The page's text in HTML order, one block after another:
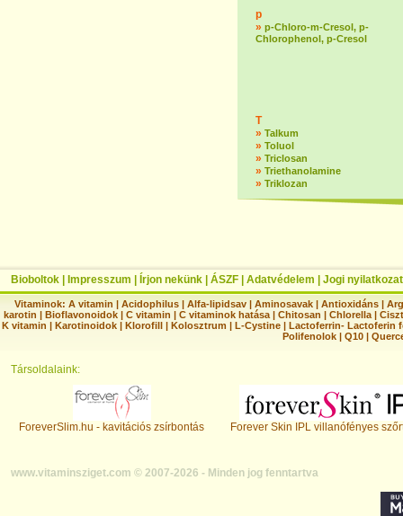
p
» p-Chloro-m-Cresol, p-
Chlorophenol, p-Cresol
T
» Talkum
» Toluol
» Triclosan
» Triethanolamine
» Triklozan
Bioboltok Impresszum Írjon nekünk ÁSZF Adatvédelem Jogi nyilatkozat
Vitaminok: A vitamin |Acidophilus |Alfa-lipidsav |Aminosavak |Antioxidáns |
karotin | Bioflavonoidok | C vitamin | C vitaminok hatása | Chitosan | Chlorella |
K vitamin | Karotinoidok | Klorofill | Kolosztrum | L-Cystine | Lactoferrin- Lactoferin
Polifenolok |Q10 |
Társoldalaink:
ForeverSlim.hu - kavitációs zsírbontás Forever Skin IPL villanófényes
www.vitaminsziget.com © 2007-2026 - Minden jog fenntartva